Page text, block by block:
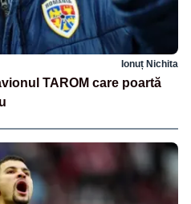
Ionuț Nichita
TAROM care poartă